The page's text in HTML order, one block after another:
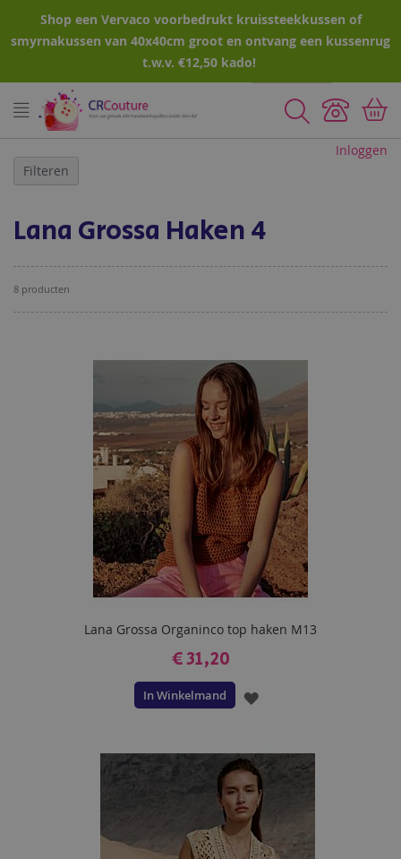
Shop een Vervaco voorbedrukt kruissteekkussen of
smyrnakussen van 40x40cm groot en ontvang een kussenrug
t.w.v. €12,50 kado!
Zoeken
Inloggen
Lana Grossa Haken 4
8 producten
Lana Grossa Organinco top haken M13
€ 31,20
In Winkelmand
VOEG
AAN
VERLANGLIJST
Filteren